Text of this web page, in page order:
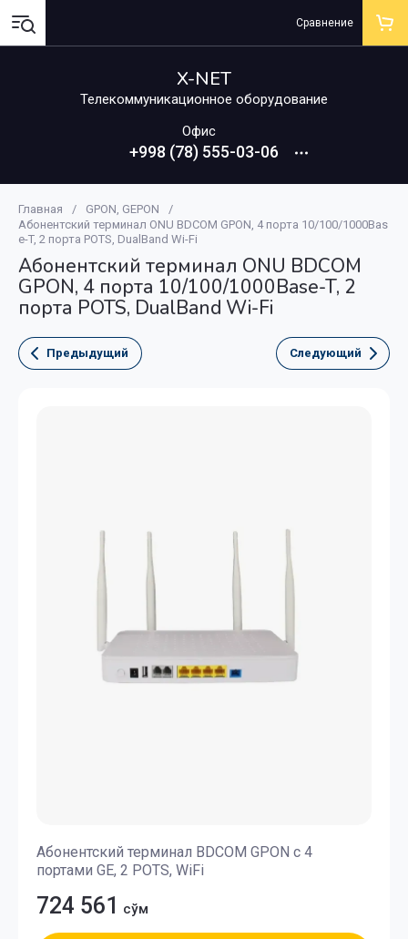
X-NET
Телекоммуникационное оборудование
Офис
+998 (78) 555-03-06
Сравнение
Главная / GPON, GEPON
/
Абонентский терминал ONU BDCOM GPON, 4 порта 10/100/1000Bas
e-T, 2 порта POTS, DualBand Wi-Fi
Абонентский терминал ONU BDCOM
GPON, 4 порта 10/100/1000Base-T, 2
порта POTS, DualBand Wi-Fi
Предыдущий Следующий
Абонентский терминал BDCOM GPON с 4
портами GE, 2 POTS, WiFi
724 561 сўм